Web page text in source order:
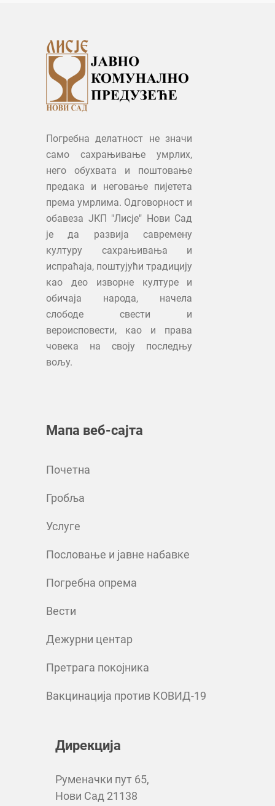
Погребна делатност не значи
само сахрањивање умрлих,
него обухвата и поштовање
предака и неговање пијетета
према умрлима. Одговорност и
обавеза ЈКП "Лисје" Нови Сад
је да развија савремену
културу сахрањивања и
испраћаја, поштујући традицију
као део изворне културе и
обичаја народа, начела
слободе свести и
вероисповести, као и права
човека на своју последњу
вољу.
Мапа веб-сајта
Почетна
Гробља
Услуге
Пословање и јавне набавке
Погребна опрема
Вести
Дежурни центар
Претрага покојника
Вакцинација против КОВИД-19
Дирекција
Руменачки пут 65,
Нови Сад 21138